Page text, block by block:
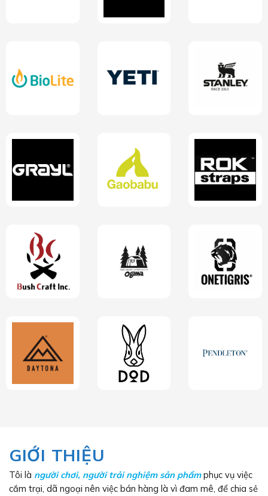
GIỚI THIỆU
Tôi là người chơi, người trải nghiệm sản phẩmphục vụ việc
cắm trại, dã ngoại nên việc bán hàng là vì đam mê, để chia sẻ